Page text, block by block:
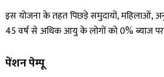
इस योजना के तहत पिछड़े समुदायों, महिलाओं,
45 वर्ष से अधिक आयु के लोगों को 0% ब्याज
पेंशन पेम्पू